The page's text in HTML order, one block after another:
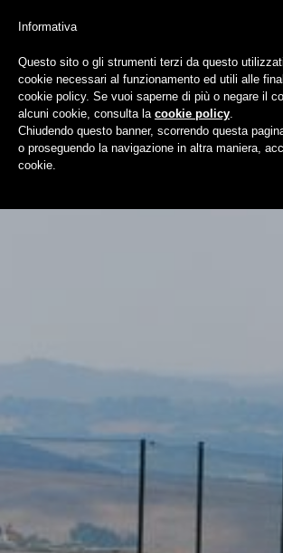
Tennis
Informativa
Questo sito o gli strumenti terzi da questo
cookie necessari al funzionamento ed utili alle
cookie policy. Se vuoi saperne di più o negare il
alcuni cookie, consulta la cookie policy
Chiudendo questo banner, scorrendo questa
o proseguendo la navigazione in altra maniera,
cookie.